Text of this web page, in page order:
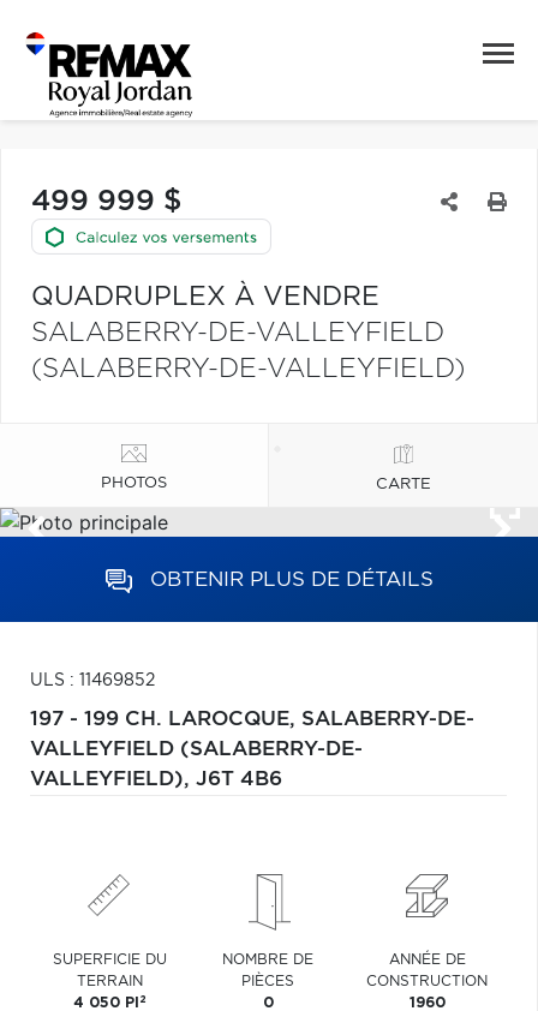
499 999 $
QUADRUPLEX À VENDRE
SALABERRY-DE-VALLEYFIELD
(SALABERRY-DE-VALLEYFIELD)
PHOTOS CARTE
OBTENIR PLUS DE DÉTAILS
ULS : 11469852
197 - 199 CH. LAROCQUE, SALABERRY-DE-
VALLEYFIELD (SALABERRY-DE-
VALLEYFIELD), J6T 4B6
SUPERFICIE DU
TERRAIN
4 050 PI 2
NOMBRE DE
PIÈCES
0
ANNÉE DE
CONSTRUCTION
1960